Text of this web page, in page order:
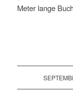
Meter lange